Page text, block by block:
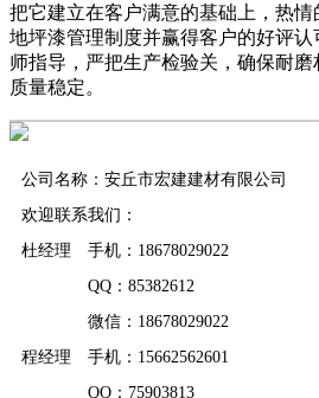
把它建立在客户满意的基础上，热
地坪漆管理制度并赢得客户的好评
师指导，严把生产检验关，确保耐
质量稳定。
公司名称：安丘市宏建建材有限公司
欢迎联系我们：
杜经理 手机：18678029022
QQ：85382612
微信：18678029022
程经理 手机：15662562601
QQ：75903813